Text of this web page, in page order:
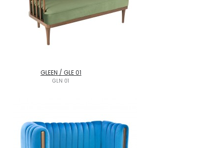
GLEEN / GLE 01
GLN 01